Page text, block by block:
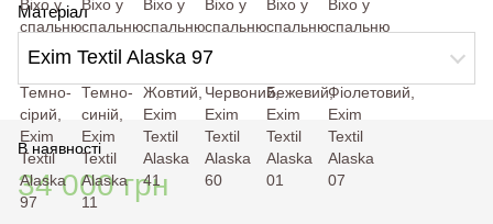
Матеріал
Exim Textil Alaska 97
В наявності
34 000 грн